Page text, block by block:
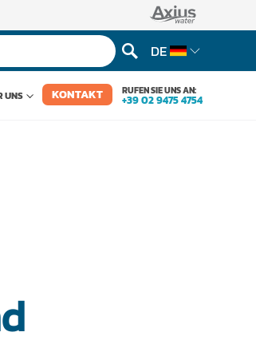
DE
UNS KONTAKT RUFEN SIE UNS AN:
+39 02 9475 4754